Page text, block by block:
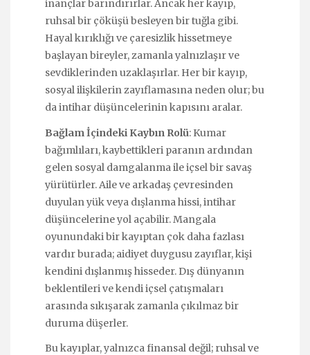
inançlar barındırırlar. Ancak her kayıp,
ruhsal bir çöküşü besleyen bir tuğla gibi.
Hayal kırıklığı ve çaresizlik hissetmeye
başlayan bireyler, zamanla yalnızlaşır ve
sevdiklerinden uzaklaşırlar. Her bir kayıp,
sosyal ilişkilerin zayıflamasına neden olur; bu
da intihar düşüncelerinin kapısını aralar.
Bağlam İçindeki Kaybın Rolü: Kumar
bağımlıları, kaybettikleri paranın ardından
gelen sosyal damgalanma ile içsel bir savaş
yürütürler. Aile ve arkadaş çevresinden
duyulan yük veya dışlanma hissi, intihar
düşüncelerine yol açabilir. Mangala
oyunundaki bir kayıptan çok daha fazlası
vardır burada; aidiyet duygusu zayıflar, kişi
kendini dışlanmış hisseder. Dış dünyanın
beklentileri ve kendi içsel çatışmaları
arasında sıkışarak zamanla çıkılmaz bir
duruma düşerler.
Bu kayıplar, yalnızca finansal değil; ruhsal ve